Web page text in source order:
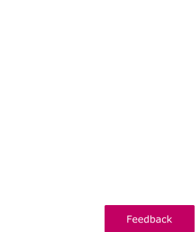
- U verlaat Rechtspraak.nl
- U verlaat Rechtspraak.nl
- U verlaat Rechtspraak.nl
Youtube - U verlaat Rechtspraak.nl
op LinkedIn - U verlaat
op de hoogte' nieuwsbrief - U verlaat